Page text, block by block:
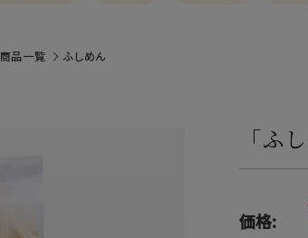
品一覧 ふしめん
「ふ
価格: